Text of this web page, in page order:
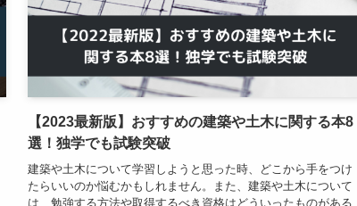
【2023最新版】おすすめの建築や土木に関する本8
選！独学でも試験突破
建築や土木について学習しようと思った時、どこから手をつけ
たらいいのか悩むかもしれません。また、建築や土木について
は、勉強する方法や取得するべき資格はどういったものがある